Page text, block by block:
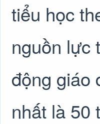
tiểu học
nguồn lực
động giáo
nhất là 50